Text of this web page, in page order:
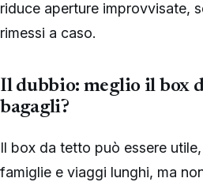
riduce aperture improvvisate,
rimessi a caso.
Il dubbio: meglio il box
bagagli?
Il box da tetto può essere
famiglie e viaggi lunghi, ma